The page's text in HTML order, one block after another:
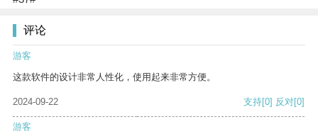
评论
游客
这款软件的设计非常人性化，使用起来非常方便。
2024-09-22 支持[0] 反对[0]
游客